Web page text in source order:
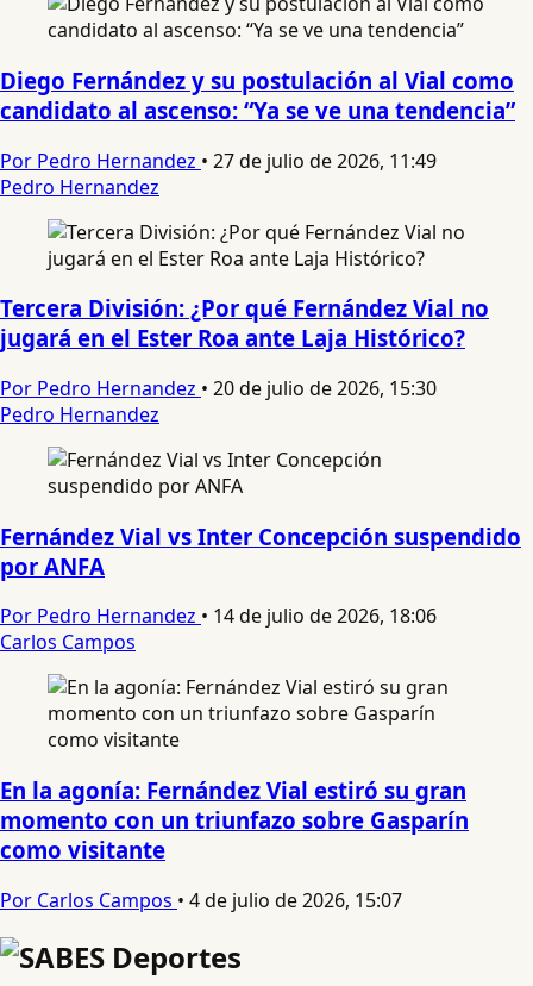
Diego Fernández y su postulación al Vial como
candidato al ascenso: “Ya se ve una tendencia”
Por Pedro Hernandez • 27 de julio de 2026, 11:49
Pedro Hernandez
Tercera División: ¿Por qué Fernández Vial no
jugará en el Ester Roa ante Laja Histórico?
Por Pedro Hernandez • 20 de julio de 2026, 15:30
Pedro Hernandez
Fernández Vial vs Inter Concepción suspendido
por ANFA
Por Pedro Hernandez • 14 de julio de 2026, 18:06
Carlos Campos
En la agonía: Fernández Vial estiró su gran
momento con un triunfazo sobre Gasparín
como visitante
Por Carlos Campos • 4 de julio de 2026, 15:07